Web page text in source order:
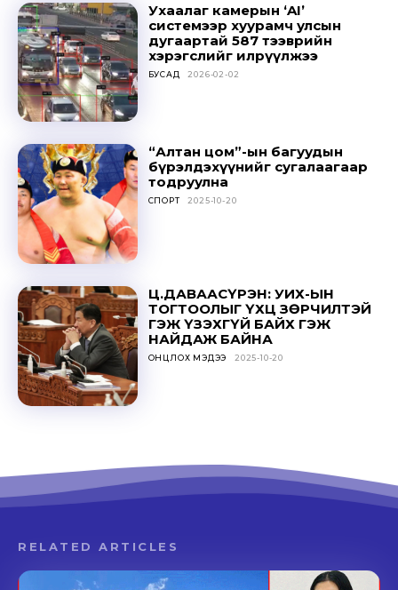
Ухаалаг камерын ‘AI’
системээр хуурамч улсын
дугаартай 587 тээврийн
хэрэгслийг илрүүлжээ
БУСАД 2026-02-02
“Алтан цом”-ын багуудын
бүрэлдэхүүнийг сугалаагаар
тодруулна
СПОРТ 2025-10-20
Ц.ДАВААСҮРЭН: УИХ-ЫН
ТОГТООЛЫГ ҮХЦ ЗӨРЧИЛТЭЙ
ГЭЖ ҮЗЭХГҮЙ БАЙХ ГЭЖ
НАЙДАЖ БАЙНА
ОНЦЛОХ МЭДЭЭ 2025-10-20
RELATED ARTICLES